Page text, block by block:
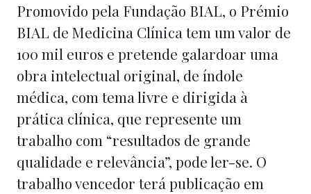
Promovido pela Fundação BIAL, o Prémio
BIAL de Medicina Clínica tem um valor de
100 mil euros e pretende galardoar uma
obra intelectual original, de índole
médica, com tema livre e dirigida à
prática clínica, que represente um
trabalho com “resultados de grande
qualidade e relevância”, pode ler-se. O
trabalho vencedor terá publicação em